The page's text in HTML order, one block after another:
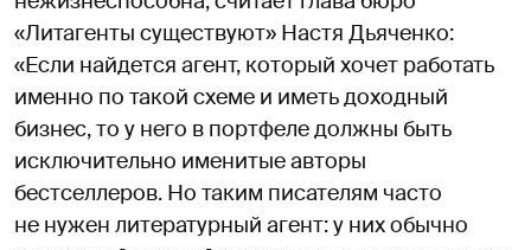
«Литагенты существуют» Настя Дьяченко:
«Если найдется агент, который хочет работать
именно по такой схеме и иметь доходный
бизнес, то у него в портфеле должны быть
исключительно именитые авторы
бестселлеров. Но таким писателям часто
не нужен литературный агент: у них обычно